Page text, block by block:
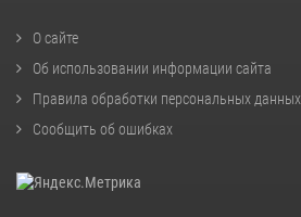
О сайте
Об использовании информации сайта
Правила обработки персональных данных
Сообщить об ошибках